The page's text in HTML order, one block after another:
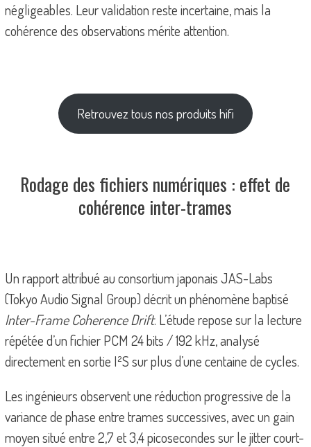
négligeables. Leur validation reste incertaine, mais la
cohérence des observations mérite attention.
Retrouvez tous nos produits hifi
Rodage des fichiers numériques : effet de
cohérence inter-trames
Un rapport attribué au consortium japonais JAS-Labs
(Tokyo Audio Signal Group) décrit un phénomène baptisé
Inter-Frame Coherence Drift. L’étude repose sur la lecture
répétée d’un fichier PCM 24 bits / 192 kHz, analysé
directement en sortie I²S sur plus d’une centaine de cycles.
Les ingénieurs observent une réduction progressive de la
variance de phase entre trames successives, avec un gain
moyen situé entre 2,7 et 3,4 picosecondes sur le jitter court-